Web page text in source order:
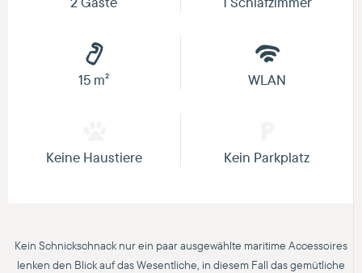
15 m² WLAN
Keine Haustiere Kein Parkplatz
Kein Schnickschnack nur ein paar ausgewählte maritime Accessoires
lenken den Blick auf das Wesentliche, in diesem Fall das gemütliche